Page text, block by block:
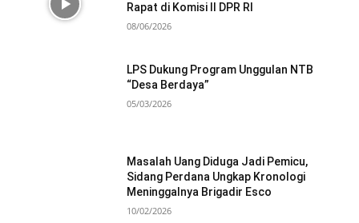
Rapat di Komisi II DPR RI
08/06/2026
LPS Dukung Program Unggulan NTB
“Desa Berdaya”
05/03/2026
Masalah Uang Diduga Jadi Pemicu,
Sidang Perdana Ungkap Kronologi
Meninggalnya Brigadir Esco
10/02/2026